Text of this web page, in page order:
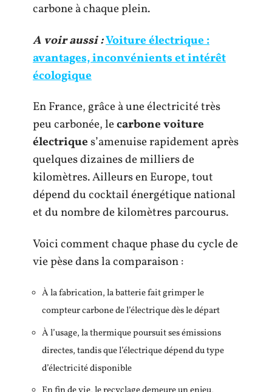
carbone à chaque plein.
A voir aussi :Voiture électrique :
avantages, inconvénients et intérêt
écologique
En France, grâce à une électricité très
peu carbonée, lecarbone voiture
électriques’amenuise rapidement après
quelques dizaines de milliers de
kilomètres. Ailleurs en Europe, tout
dépend du cocktail énergétique national
et du nombre de kilomètres parcourus.
Voici comment chaque phase du cycle de
vie pèse dans la comparaison :
À la fabrication, la batterie fait grimper le
compteur carbone de l’électrique dès le départ
À l’usage, la thermique poursuit ses émissions
directes, tandis que l’électrique dépend du type
d’électricité disponible